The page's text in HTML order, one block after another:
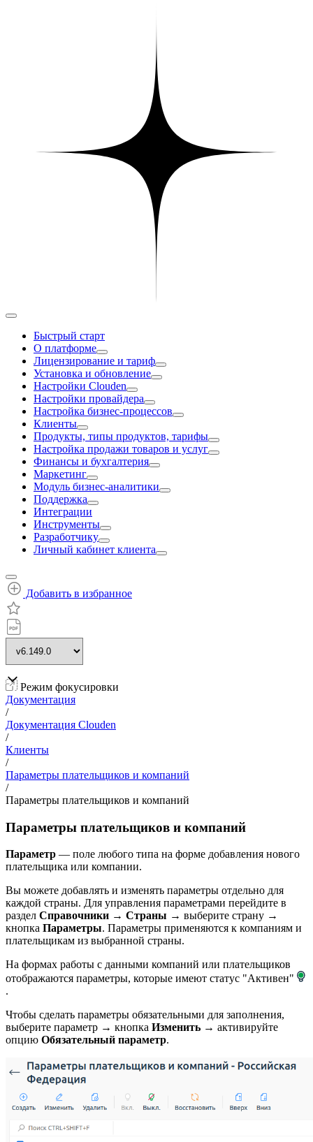
Быстрый старт
О платформе
Лицензирование и тариф
Установка и обновление
Настройки Clouden
Настройки провайдера
Настройка бизнес-процессов
Клиенты
Продукты, типы продуктов, тарифы
Настройка продажи товаров и услуг
Финансы и бухгалтерия
Маркетинг
Модуль бизнес-аналитики
Поддержка
Интеграции
Инструменты
Разработчику
Личный кабинет клиента
Добавить в избранное
Режим фокусировки
Документация
/
Документация Clouden
/
Клиенты
/
Параметры плательщиков и компаний
/
Параметры плательщиков и компаний
Параметры плательщиков и компаний
Параметр — поле любого типа на форме добавления нового
плательщика или компании.
Вы можете добавлять и изменять параметры отдельно для
каждой страны. Для управления параметрами перейдите в
раздел Справочники → Страны → выберите страну →
кнопка Параметры. Параметры применяются к компаниям и
плательщикам из выбранной страны.
На формах работы с данными компаний или плательщиков
отображаются параметры, которые имеют статус "Активен"
.
Чтобы сделать параметры обязательными для заполнения,
выберите параметр → кнопка Изменить → активируйте
опцию Обязательный параметр.